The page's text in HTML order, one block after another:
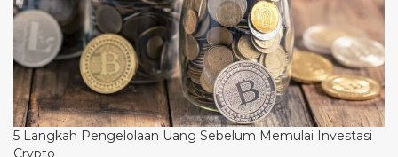
5 Langkah Pengelolaan Uang Sebelum Memulai Investasi
Crypto